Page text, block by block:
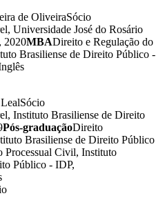
de OliveiraSócio
Universidade José do Rosário
2020MBADireito e Regulação do
Brasiliense de Direito Público -
Sócio
Instituto Brasiliense de Direito
Pós-graduaçãoDireito
Brasiliense de Direito Público
Processual Civil, Instituto
Público - IDP,